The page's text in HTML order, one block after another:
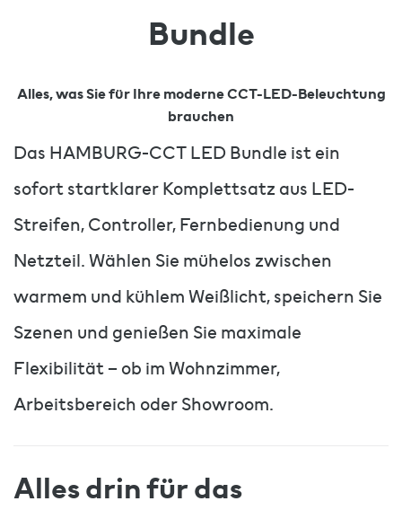
Bundle
Alles, was Sie für Ihre moderne CCT-LED-Beleuchtung
brauchen
Das HAMBURG-CCT LED Bundle ist ein
sofort startklarer Komplettsatz aus LED-
Streifen, Controller, Fernbedienung und
Netzteil. Wählen Sie mühelos zwischen
warmem und kühlem Weißlicht, speichern Sie
Szenen und genießen Sie maximale
Flexibilität – ob im Wohnzimmer,
Arbeitsbereich oder Showroom.
Alles drin für das